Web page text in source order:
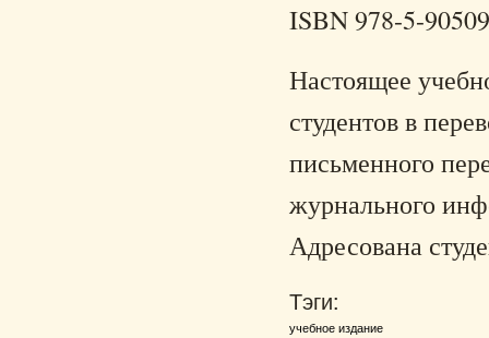
ISBN 978-5-
Настоящее
студентов в
письменного
журнального
Адресована
Тэги:
учебное издание